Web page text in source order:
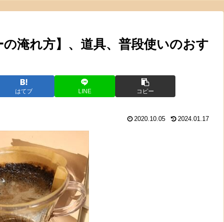
淹れ方】、道具、普段使いのおす
はてブ LINE コピー
2020.10.05 2024.01.17